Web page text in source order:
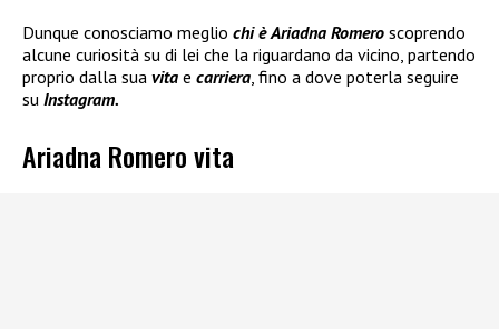
Dunque conosciamo meglio chi è Ariadna Romero scoprendo
alcune curiosità su di lei che la riguardano da vicino, partendo
proprio dalla sua vita e carriera, fino a dove poterla seguire
su Instagram.
Ariadna Romero vita